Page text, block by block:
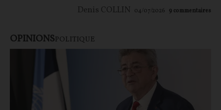
Denis COLLIN 04/07/2026 9 commentaires
OPINIONSPOLITIQUE